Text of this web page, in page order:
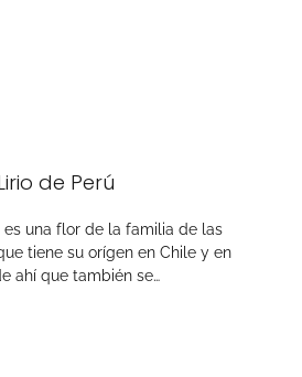
de Perú
es una flor de la familia de las
tiene su orígen en Chile y en
ahí que también se…